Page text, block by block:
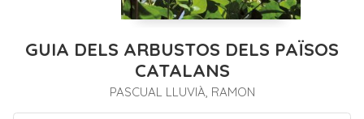
GUIA DELS ARBUSTOS DELS PAÏSOS
CATALANS
PASCUAL LLUVIÀ, RAMON